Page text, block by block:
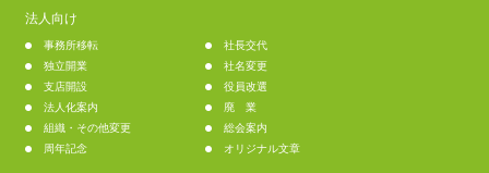
法人向け
事務所移転
社長交代
独立開業
社名変更
支店開設
役員改選
法人化案内
廃 業
組織・その他変更
総会案内
周年記念
オリジナル文章